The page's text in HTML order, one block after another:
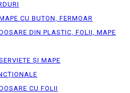
CU BUTON, FERMOAR
DIN PLASTIC, FOLII, MAPE
ȘI MAPE
CU FOLII